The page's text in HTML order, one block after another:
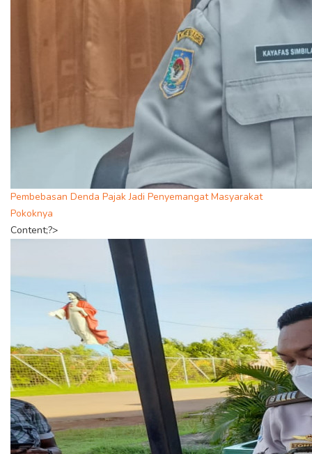
Pembebasan Denda Pajak Jadi Penyemangat Masyarakat
Pokoknya
Content;?>